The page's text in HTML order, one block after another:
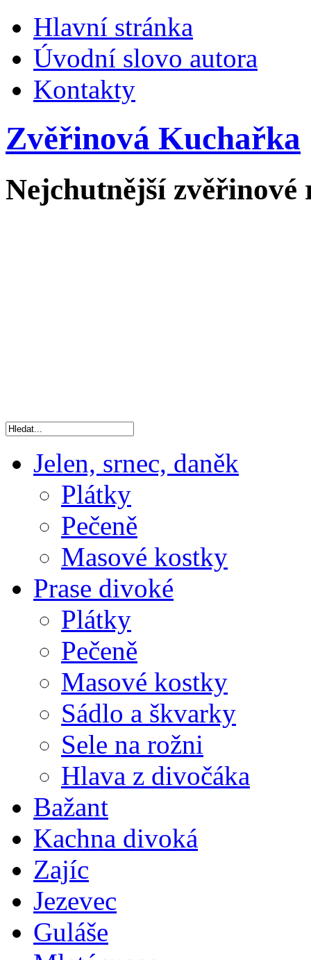
Hlavní stránka
Úvodní slovo autora
Kontakty
Zvěřinová Kuchařka
Nejchutnější zvěřinové
Jelen, srnec, daněk
Plátky
Pečeně
Masové kostky
Prase divoké
Plátky
Pečeně
Masové kostky
Sádlo a škvarky
Sele na rožni
Hlava z divočáka
Bažant
Kachna divoká
Zajíc
Jezevec
Guláše